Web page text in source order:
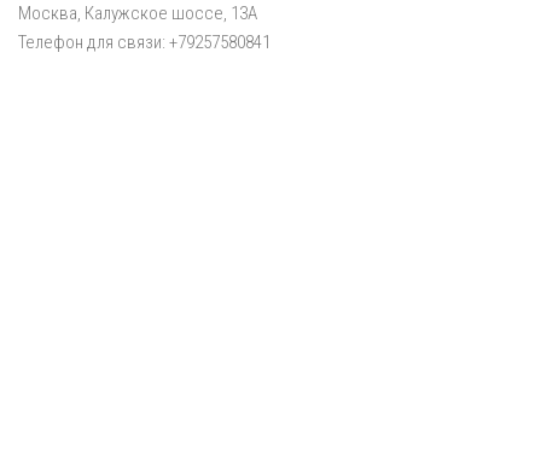
Москва, Калужское шоссе, 13А
Телефон для связи: +79257580841